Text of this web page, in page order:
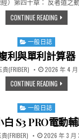
經）第四十章： 反者道之
CONTINUE READING反者道
Posted in
一般日誌
利與單利計算器
(FRIBER) PUBLISHED
2026 年 4 月
CONTINUE READING複利與
Posted in
一般日誌
S3 PRO電動
(FRIBER) PUBLISHED
2026 年 3 月